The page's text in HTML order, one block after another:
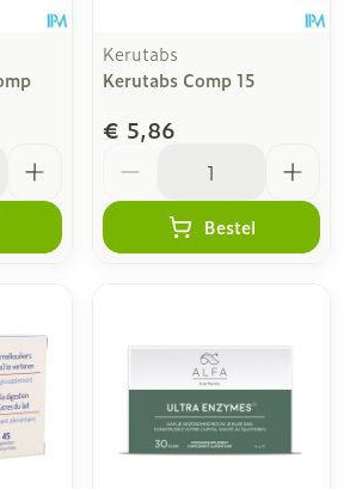
Kerutabs
Kerutabs Comp 15
€ 5,86
Bestel